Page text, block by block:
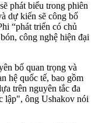
phát biểu trong phiên
dự kiến sẽ công bố
“phát triển có chủ
công nghệ hiện đại
bố quan trọng và
hệ quốc tế, bao gồm
trên nguyên tắc đa
lập", ông Ushakov nói